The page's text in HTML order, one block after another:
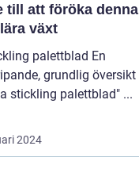
till att föröka denna
växt
palettblad En
grundlig översikt
över "ta stickling palettblad" ...
2024